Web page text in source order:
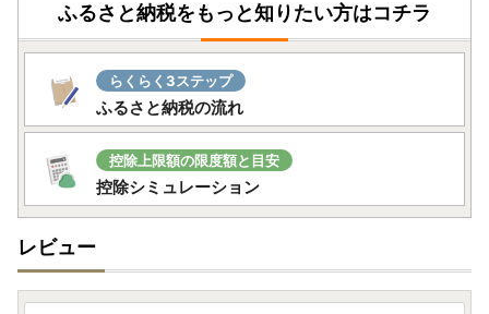
※年末年始の発行依頼については、郵便物の遅延等により発
送からお手元に届くまでお時間がかかる場合がございます。
○提出期日
寄附した翌年の1月10日必着
○ワンストップ特例申請関係書類郵送先
〒881-8790
宮崎県西都市聖陵町2丁目1番地
（課名 総合政策課 ふるさと納税担当）
【注意】ワンストップ特例申請書を提出後、寄附した年の翌
ふるさと納税をもっと知りたい方はコチラ
らくらく3ステップ
ふるさと納税の流れ
控除上限額の限度額と目安
控除シミュレーション
レビュー